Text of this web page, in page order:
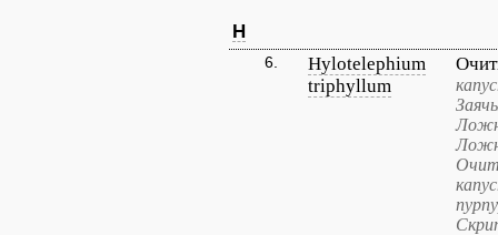
H
6.
Hylotelephium
triphyllum